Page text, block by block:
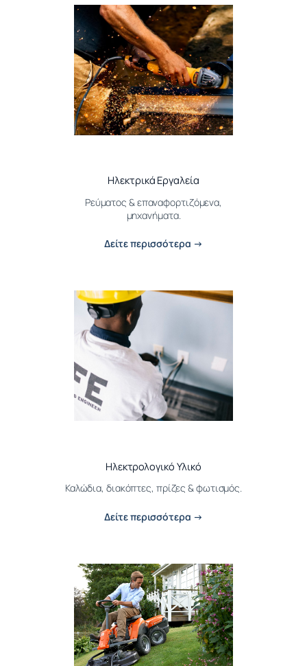
Ηλεκτρικά Εργαλεία
Ρεύματος & επαναφορτιζόμενα,
μηχανήματα.
Δείτε περισσότερα →
Ηλεκτρολογικό Υλικό
Καλώδια, διακόπτες, πρίζες & φωτισμός.
Δείτε περισσότερα →